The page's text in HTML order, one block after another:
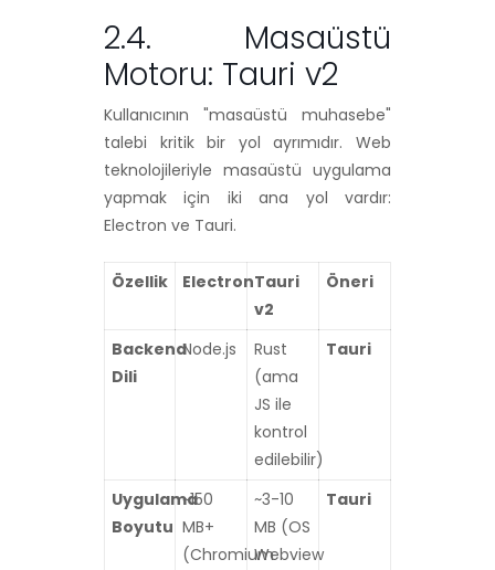
2.4. Masaüstü
Motoru: Tauri v2
Kullanıcının "masaüstü muhasebe"
talebi kritik bir yol ayrımıdır. Web
teknolojileriyle masaüstü uygulama
yapmak için iki ana yol vardır:
Electron ve Tauri.
Özellik ElectronTauri
v2
Öneri
Backend
Dili
Node.js
Rust
(ama
JS ile
kontrol
edilebilir)
Tauri
Uygulama
Boyutu
~150
MB+
(Chromium
~3-10
MB (OS
Webview
Tauri